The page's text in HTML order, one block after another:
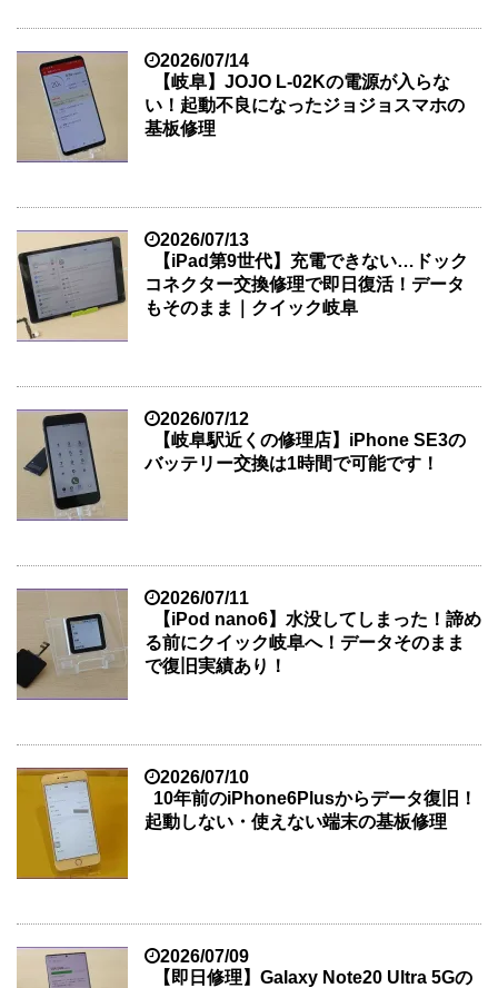
2026/07/14
【岐阜】JOJO L-02Kの電源が入らな
い！起動不良になったジョジョスマホの
基板修理
2026/07/13
【iPad第9世代】充電できない…ドック
コネクター交換修理で即日復活！データ
もそのまま｜クイック岐阜
2026/07/12
【岐阜駅近くの修理店】iPhone SE3の
バッテリー交換は1時間で可能です！
2026/07/11
【iPod nano6】水没してしまった！諦め
る前にクイック岐阜へ！データそのまま
で復旧実績あり！
2026/07/10
10年前のiPhone6Plusからデータ復旧！
起動しない・使えない端末の基板修理
2026/07/09
【即日修理】Galaxy Note20 Ultra 5Gの